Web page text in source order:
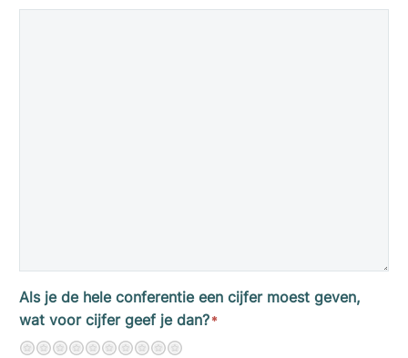
Als je de hele conferentie een cijfer moest geven,
wat voor cijfer geef je dan?*
9
8
7
6
5
4
3
2
1